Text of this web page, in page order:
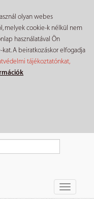
olyan webes
melyek cookie-k nélkül nem
használatával Ön
A beiratkozáskor elfogadja
tájékoztatónkat,
Toggle